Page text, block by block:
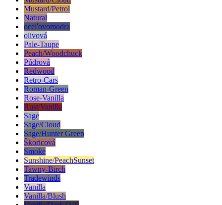
Mustard/Petrol
Natural
oceľovomodra
olivová
Pale-Taupe
Peach/Woodchuck
Púdrová
Redwood
Retro-Cars
Roman-Green
Rose-Vanilla
Rust/Vanilla
Sage
Sage/Cloud
Sage/Hunter Green
Škoricová
Smoke
Sunshine/PeachSunset
Tawny-Birch
Tradewinds
Vanilla
Vanilla/Blush